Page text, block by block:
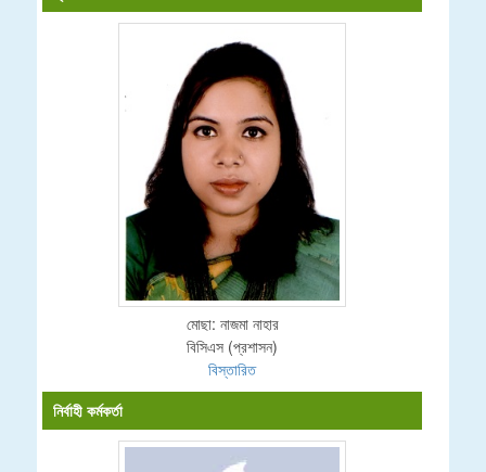
মোছা: নাজমা নাহার
বিসিএস (প্রশাসন)
বিস্তারিত
নির্বাহী কর্মকর্তা